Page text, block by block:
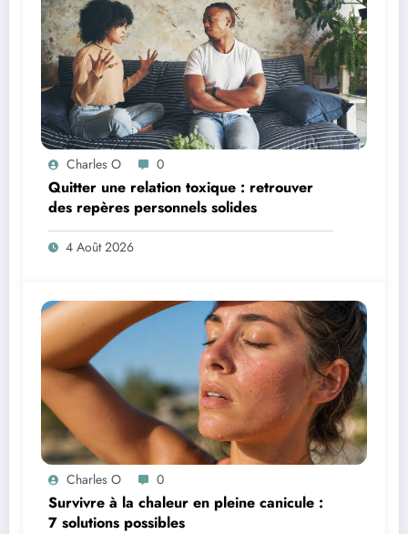
Charles O 0
Quitter une relation toxique : retrouver
des repères personnels solides
4 Août 2026
Charles O 0
Survivre à la chaleur en pleine canicule :
7 solutions possibles